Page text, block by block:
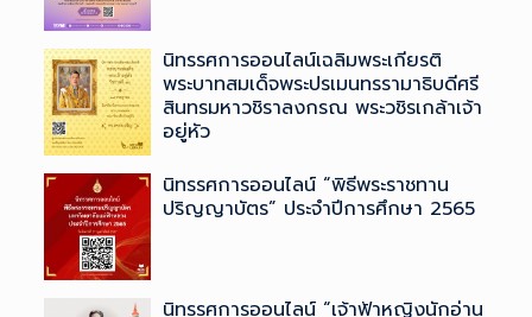
นิทรรศการออนไลน์เฉลิมพระเกียรติ
พระบาทสมเด็จพระปรเมนทรรามาธิบดีศรี
สินทรมหาวชิราลงกรณ ​พระวชิรเกล้าเจ้า
อยู่หัว
นิทรรศการออนไลน์ “พิธีพระราชทาน
ปริญญาบัตร” ประจำปีการศึกษา 2565
นิทรรศการออนไลน์ “เจ้าฟ้าหญิงนักอ่าน